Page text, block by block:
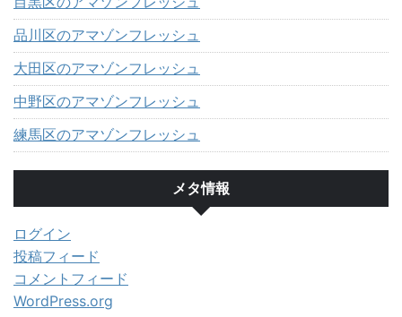
品川区のアマゾンフレッシュ
大田区のアマゾンフレッシュ
中野区のアマゾンフレッシュ
練馬区のアマゾンフレッシュ
メタ情報
ログイン
投稿フィード
コメントフィード
WordPress.org